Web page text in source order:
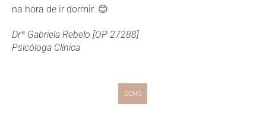
na hora de ir dormir. 😊
Drª Gabriela Rebelo [OP 27288]
Psicóloga Clínica
SONO